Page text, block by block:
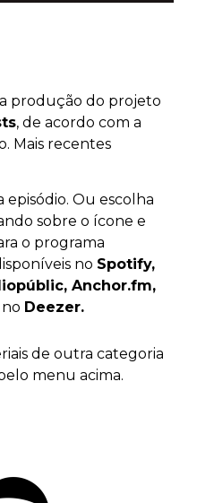
produção do projeto
, de acordo com a
Mais recentes
episódio. Ou escolha
sobre o ícone e
o programa
no Spotify,
Anchor.fm,
Deezer.
de outra categoria
menu acima.